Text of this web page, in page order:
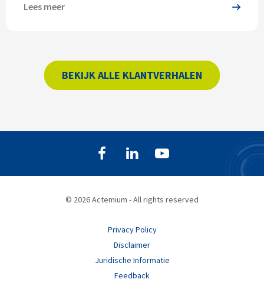
Lees meer
BEKIJK ALLE KLANTVERHALEN
© 2026 Actemium - All rights reserved
Privacy Policy
Disclaimer
Juridische Informatie
Feedback